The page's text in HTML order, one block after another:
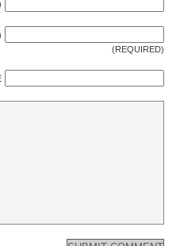
(REQUIRED)